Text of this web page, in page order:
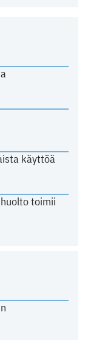
käyttöä
toimii